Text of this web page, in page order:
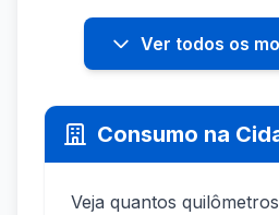
Ver todos os
Consumo na
Veja quantos